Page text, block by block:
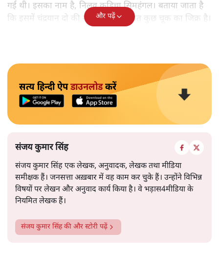
गई थी। इसका नाम है, निलवु कुडिचा सिमहंगल। बताया जाता है
कि इसमें चंद्रयान दो की नाकामी से संबंधित कुछ चूक का जिक्र है।
और पढ़ें
सत्य हिन्दी ऐपडाउनलोडकरें
संजय कुमार सिंह
संजय कुमार सिंह एक लेखक, अनुवादक, लेखक तथा मीडिया
समीक्षक हैं। जनसत्ता अख़बार में वह काम कर चुके हैं। उन्होंने विभिन्न
विषयों पर लेखन और अनुवाद कार्य किया है। वे भड़ास4मीडिया के
नियमित लेखक हैं।
संजय कुमार सिंहकी और स्टोरी पढ़ें